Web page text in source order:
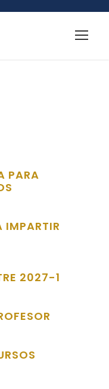
PARA
IMPARTIR
2027-1